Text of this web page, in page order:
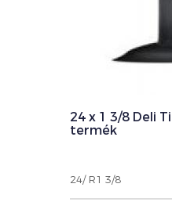
24 x 1 3/8 Deli
termék
24/ R1 3/8